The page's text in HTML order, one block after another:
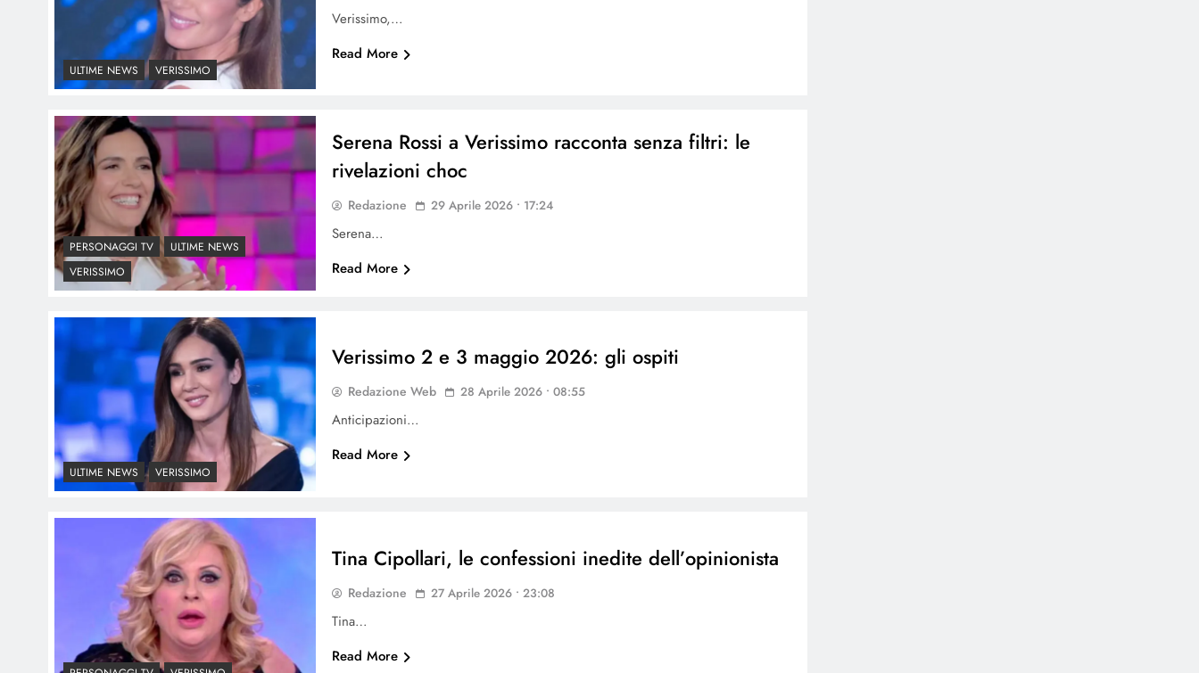
ULTIME NEWS VERISSIMO
Verissimo,…
Read More
PERSONAGGI TV
ULTIME NEWS
VERISSIMO
Serena Rossi a Verissimo racconta senza filtri: le
rivelazioni choc
Redazione 29 Aprile 2026 • 17:24
Serena…
Read More
ULTIME NEWS VERISSIMO
Verissimo 2 e 3 maggio 2026: gli ospiti
Redazione Web 28 Aprile 2026 • 08:55
Anticipazioni…
Read More
Tina Cipollari, le confessioni inedite dell’opinionista
Redazione 27 Aprile 2026 • 23:08
Tina…
Read More